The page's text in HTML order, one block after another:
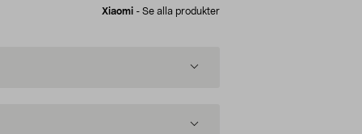
Xiaomi - Se alla produkter